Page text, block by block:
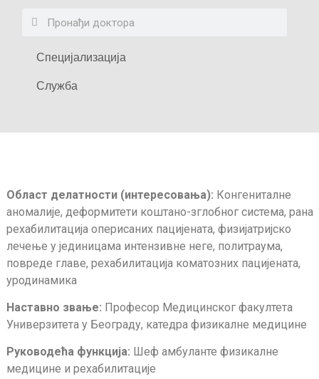
Специјализација
Служба
Област делатности (интересовања): Конгениталне
аномалије, деформитети коштано-зглобног система, рана
рехабилитација оперисаних пацијената, физијатријско
лечење у јединицама интензивне неге, политраума,
повреде главе, рехабилитација коматозних пацијената,
уродинамика
Наставно звање: Професор Медицинског факултета
Универзитета у Београду, катедра физикалне медицине
Руководећа функција: Шеф амбуланте физикалне
медицине и рехабилитације